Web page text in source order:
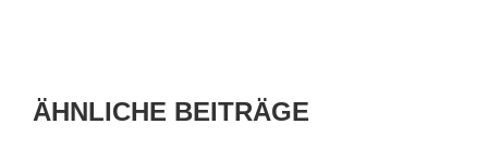
ÄHNLICHE BEITRÄGE